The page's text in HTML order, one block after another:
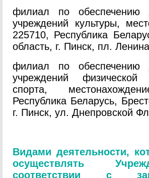
филиал по обеспечению
учреждений культуры,
225710, Республика
область, г. Пинск, пл.
филиал по обеспечению
учреждений
спорта,
Республика Беларусь,
г. Пинск, ул. Днепровской
Видами деятельности,
осуществлять
соответствии с